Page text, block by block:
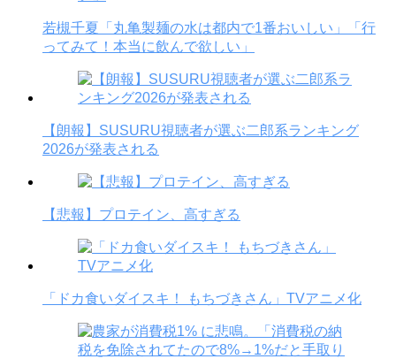
若槻千夏「丸亀製麺の水は都内で1番おいしい」「行
ってみて！本当に飲んで欲しい」
【朗報】SUSURU視聴者が選ぶ二郎系ランキング
2026が発表される
【悲報】プロテイン、高すぎる
「ドカ食いダイスキ！ もちづきさん」TVアニメ化